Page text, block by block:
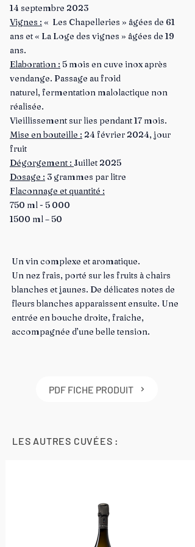
14 septembre 2023
Vignes : « Les Chapelleries » âgées de 61
ans et « La Loge des vignes » âgées de 19
ans.
Elaboration : 5 mois en cuve inox après
vendange. Passage au froid
naturel, fermentation malolactique non
réalisée.
Vieillissement sur lies pendant 17 mois.
Mise en bouteille : 24 février 2024, jour
fruit
Dégorgement : Juillet 2025
Dosage : 3 grammes par litre
Flaconnage et quantité :
750 ml - 5 000
1500 ml – 50
Un vin complexe et aromatique.
Un nez frais, porté sur les fruits à chairs
blanches et jaunes. De délicates notes de
fleurs blanches apparaissent ensuite. Une
entrée en bouche droite, fraîche,
accompagnée d’une belle tension.
PDF FICHE PRODUIT
LES AUTRES CUVÉES :